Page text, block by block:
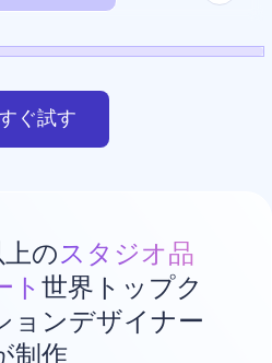
ぐ試す
のスタジオ品
ト 世界トップク
ョンデザイナー
制作